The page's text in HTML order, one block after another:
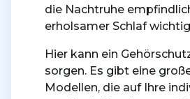
die Nachtruhe
erholsamer Schlaf
Hier kann ein
sorgen. Es gibt eine
Modellen, die auf Ihre